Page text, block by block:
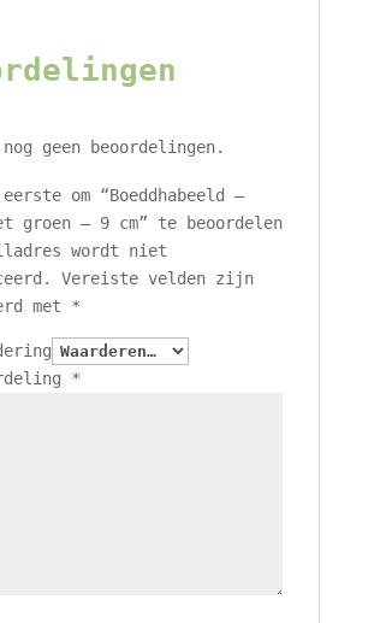
geen beoordelingen.
eerste om “Boeddhabeeld –
groen – 9 cm” te beoordelen
wordt niet
Vereiste velden zijn
met *
*